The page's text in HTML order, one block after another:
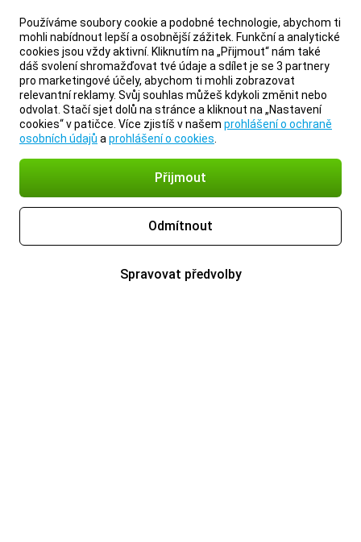
Používáme soubory cookie a podobné technologie, abychom ti
mohli nabídnout lepší a osobnější zážitek. Funkční a analytické
cookies jsou vždy aktivní. Kliknutím na „Přijmout“ nám také
dáš svolení shromažďovat tvé údaje a sdílet je se 3 partnery
pro marketingové účely, abychom ti mohli zobrazovat
relevantní reklamy. Svůj souhlas můžeš kdykoli změnit nebo
odvolat. Stačí sjet dolů na stránce a kliknout na „Nastavení
cookies“ v patičce. Více zjistíš v našem prohlášení o ochraně
osobních údajů a prohlášení o cookies
Přijmout
Odmítnout
Spravovat předvolby